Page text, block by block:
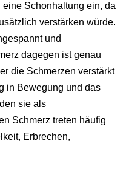
Schonhaltung ein, da
verstärken würde.
und
dagegen ist genau
die Schmerzen verstärkt
in Bewegung und das
sie als
Schmerz treten häufig
Erbrechen,